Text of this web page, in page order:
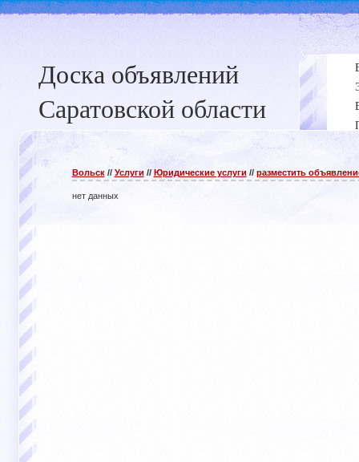
Доска объявлений
Саратовской области
Вольск// Услуги // Юридические услуги // разместить
нет данных